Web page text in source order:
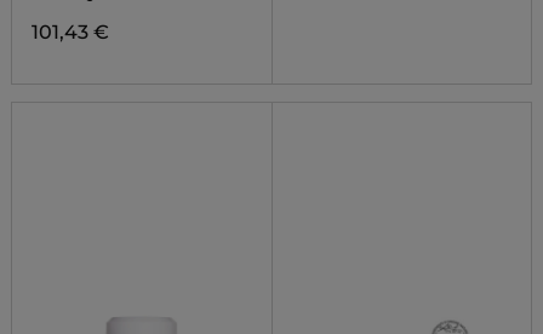
101,43 €